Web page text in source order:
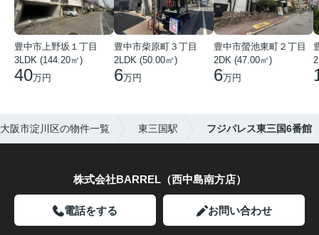
豊中市上野坂１丁目
3LDK (144.20㎡)
40万円
豊中市柴原町３丁目
2LDK (50.00㎡)
6万円
豊中市螢池東町２丁目
2DK (47.00㎡)
6万円
大阪市淀川区の物件一覧 東三国駅 フジパレス東三国6番館
株式会社BARREL（西中島南方店）
電話をする お問い合わせ